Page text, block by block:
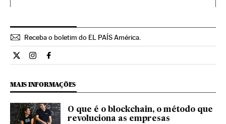
Receba o boletim do EL PAÍS América.
Economia El País Brasil en Twitter
Economia El País Brasil en Instagram
Economia El País Brasil en Facebook
MAIS INFORMAÇÕES
O que é o blockchain, o método que
revoluciona as empresas